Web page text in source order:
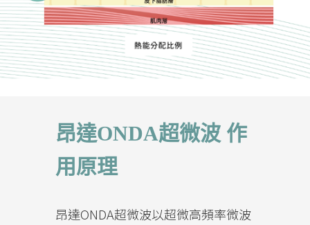
昂達ONDA超微波 作
用原理
昂達ONDA超微波以超微高頻率微波